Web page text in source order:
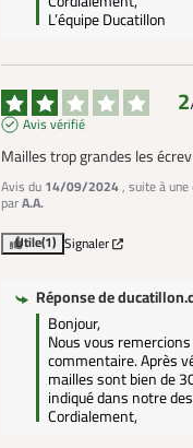
L’équipe Ducatillon
2
Avis vérifié
Mailles trop grandes les
Avis du 14/09/2024, suite à
parA.A.
Utile(1) Signaler
Réponse de
Bonjour,
Nous vous
commentaire. Après
mailles sont bien de
indiqué dans notre
Cordialement,